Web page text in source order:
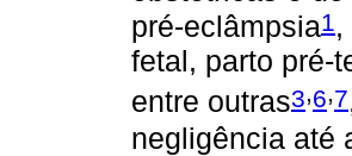
pré-eclâmpsia1,
fetal, parto pré-
entre outras3,6,7
negligência até